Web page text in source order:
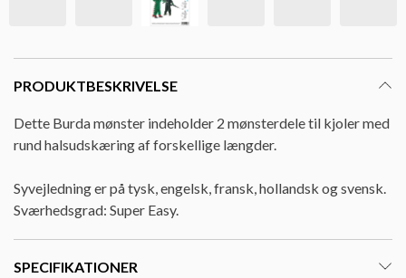
PRODUKTBESKRIVELSE
Dette Burda mønster indeholder 2 mønsterdele til kjoler med
rund halsudskæring af forskellige længder.
Syvejledning er på tysk, engelsk, fransk, hollandsk og svensk.
Sværhedsgrad: Super Easy.
SPECIFIKATIONER